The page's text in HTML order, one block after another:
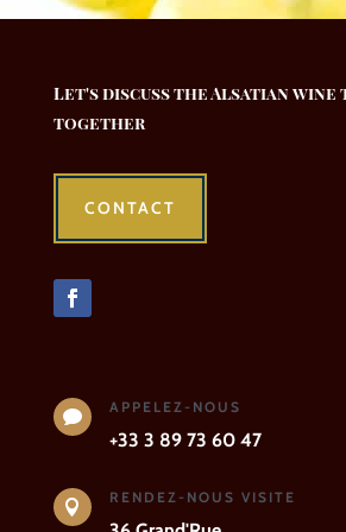
Let's discuss the Alsatian
together
CONTACT

APPELEZ-NOUS
+33 3 89 73 60 47

RENDEZ-NOUS VISITE